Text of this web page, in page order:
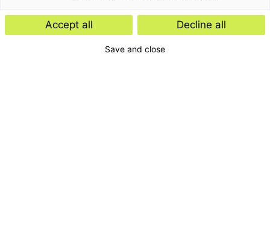
Accept all Decline all
Save and close